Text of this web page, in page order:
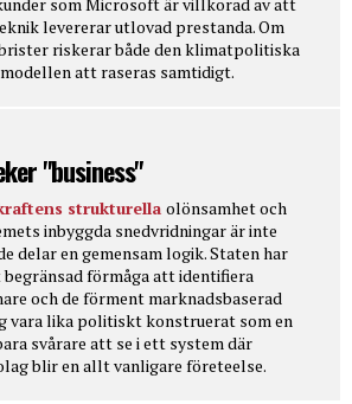
levererar utlovad prestanda. Om
riskerar både den klimatpolitiska
att raseras samtidigt.
"business"
strukturella olönsamhet och
inbyggda snedvridningar är inte
delar en gemensam logik. Staten har
förmåga att identifiera
och de förment marknadsbaserad
vara lika politiskt konstruerat som en
svårare att se i ett system där
blir en allt vanligare företeelse.